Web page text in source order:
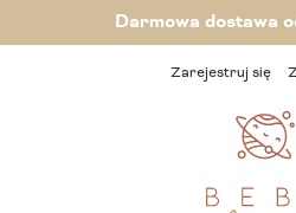
Darmowa dostawa
Zarejestruj się